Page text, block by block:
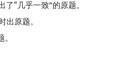
“几乎一致”的原题。
出原题。